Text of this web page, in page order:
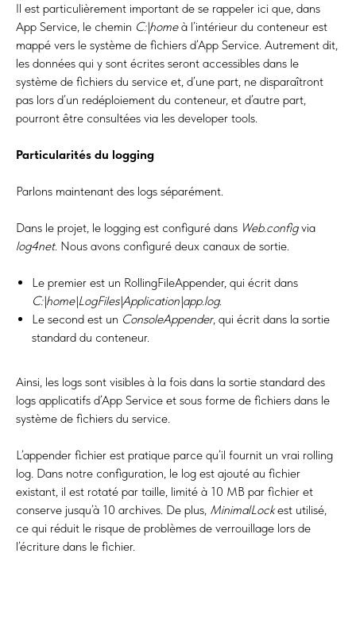
Il est particulièrement important de se rappeler ici que, dans
App Service, le chemin C:\homeà l’intérieur du conteneur est
mappé vers le système de fichiers d’App Service. Autrement dit,
les données qui y sont écrites seront accessibles dans le
système de fichiers du service et, d’une part, ne disparaîtront
pas lors d’un redéploiement du conteneur, et d’autre part,
pourront être consultées via les developer tools.
Particularités du logging
Parlons maintenant des logs séparément.
Dans le projet, le logging est configuré dans Web.configvia
log4net. Nous avons configuré deux canaux de sortie.
Le premier est un RollingFileAppender, qui écrit dans
C:\home\LogFiles\Application\app.log.
Le second est un ConsoleAppender, qui écrit dans la sortie
standard du conteneur.
Ainsi, les logs sont visibles à la fois dans la sortie standard des
logs applicatifs d’App Service et sous forme de fichiers dans le
système de fichiers du service.
L’appender fichier est pratique parce qu’il fournit un vrai rolling
log. Dans notre configuration, le log est ajouté au fichier
existant, il est rotaté par taille, limité à 10 MB par fichier et
conserve jusqu’à 10 archives. De plus, MinimalLockest utilisé,
ce qui réduit le risque de problèmes de verrouillage lors de
l’écriture dans le fichier.